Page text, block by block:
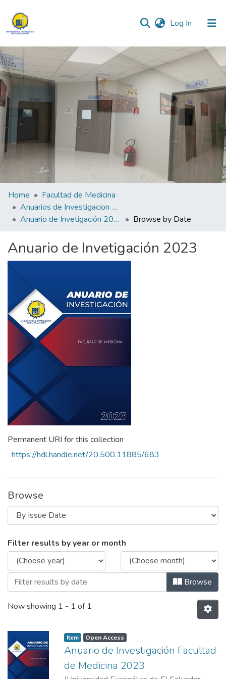
Log In (current)
Communities & Collections
All of DSpace
Home
Facultad de Medicina
Anuarios de Investigacion de la Facultad de Medicina
Anuario de Invetigación 2023
Browse by Date
Anuario de Invetigación 2023
Permanent URI for this collection
https://hdl.handle.net/20.500.11885/683
Browse
Browsing Anuario de Invetigación 2023
Filter results by year or month
Browse
Now showing 1 - 1 of 1
Item Open Access
Anuario de Investigación Facultad
de Medicina 2023